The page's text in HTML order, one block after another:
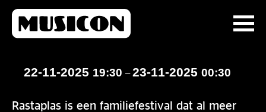
22-11-2025 19:30 –23-11-2025 00:30
Rastaplas is een familiefestival dat al meer